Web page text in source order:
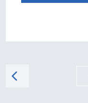
arrow_back_ios